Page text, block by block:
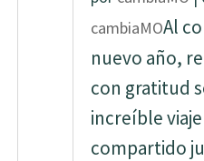
cambiaMOAl
nuevo año,
con gratitud
increíble
compartido